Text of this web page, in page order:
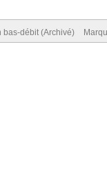
bas-débit (Archivé)